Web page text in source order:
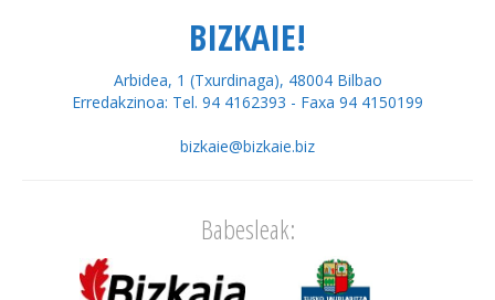
BIZKAIE!
Arbidea, 1 (Txurdinaga), 48004 Bilbao
Erredakzinoa: Tel. 94 4162393 - Faxa 94 4150199
bizkaie@bizkaie.biz
Babesleak: